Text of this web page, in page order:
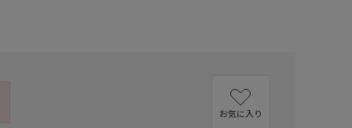
お気に入り